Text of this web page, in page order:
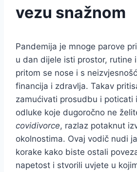
vezu snažnom
Pandemija je mnoge parove
u dan dijele isti prostor, rutine
pritom se nose i s
financija i zdravlja. Takav
zamućivati prosudbu i poticati
odluke koje dugoročno ne
covidivorce, razlaz potaknut
okolnostima. Ovaj vodič nudi
korake kako biste ostali
napetost i stvorili uvjete u